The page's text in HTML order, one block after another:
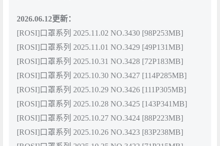
2026.06.12更新：
[ROSI]口罩系列 2025.11.02 NO.3430 [98P253MB]
[ROSI]口罩系列 2025.11.01 NO.3429 [49P131MB]
[ROSI]口罩系列 2025.10.31 NO.3428 [72P183MB]
[ROSI]口罩系列 2025.10.30 NO.3427 [114P285MB]
[ROSI]口罩系列 2025.10.29 NO.3426 [111P305MB]
[ROSI]口罩系列 2025.10.28 NO.3425 [143P341MB]
[ROSI]口罩系列 2025.10.27 NO.3424 [88P223MB]
[ROSI]口罩系列 2025.10.26 NO.3423 [83P238MB]